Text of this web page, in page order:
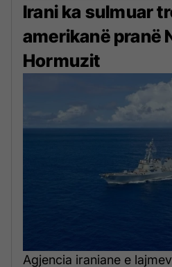
Irani ka sulmuar
amerikanë pranë
Hormuzit
Agjencia iraniane e